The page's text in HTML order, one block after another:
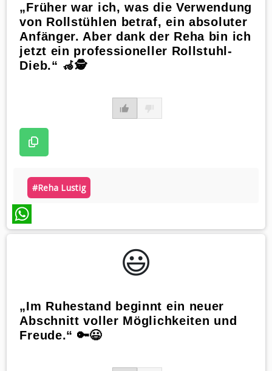
„Früher war ich, was die Verwendung
von Rollstühlen betraf, ein absoluter
Anfänger. Aber dank der Reha bin ich
jetzt ein professioneller Rollstuhl-
Dieb.“ 🦽🕵️
#reha Lustig
WhatsApp
😃️
„Im Ruhestand beginnt ein neuer
Abschnitt voller Möglichkeiten und
Freude.“ 🔑😃